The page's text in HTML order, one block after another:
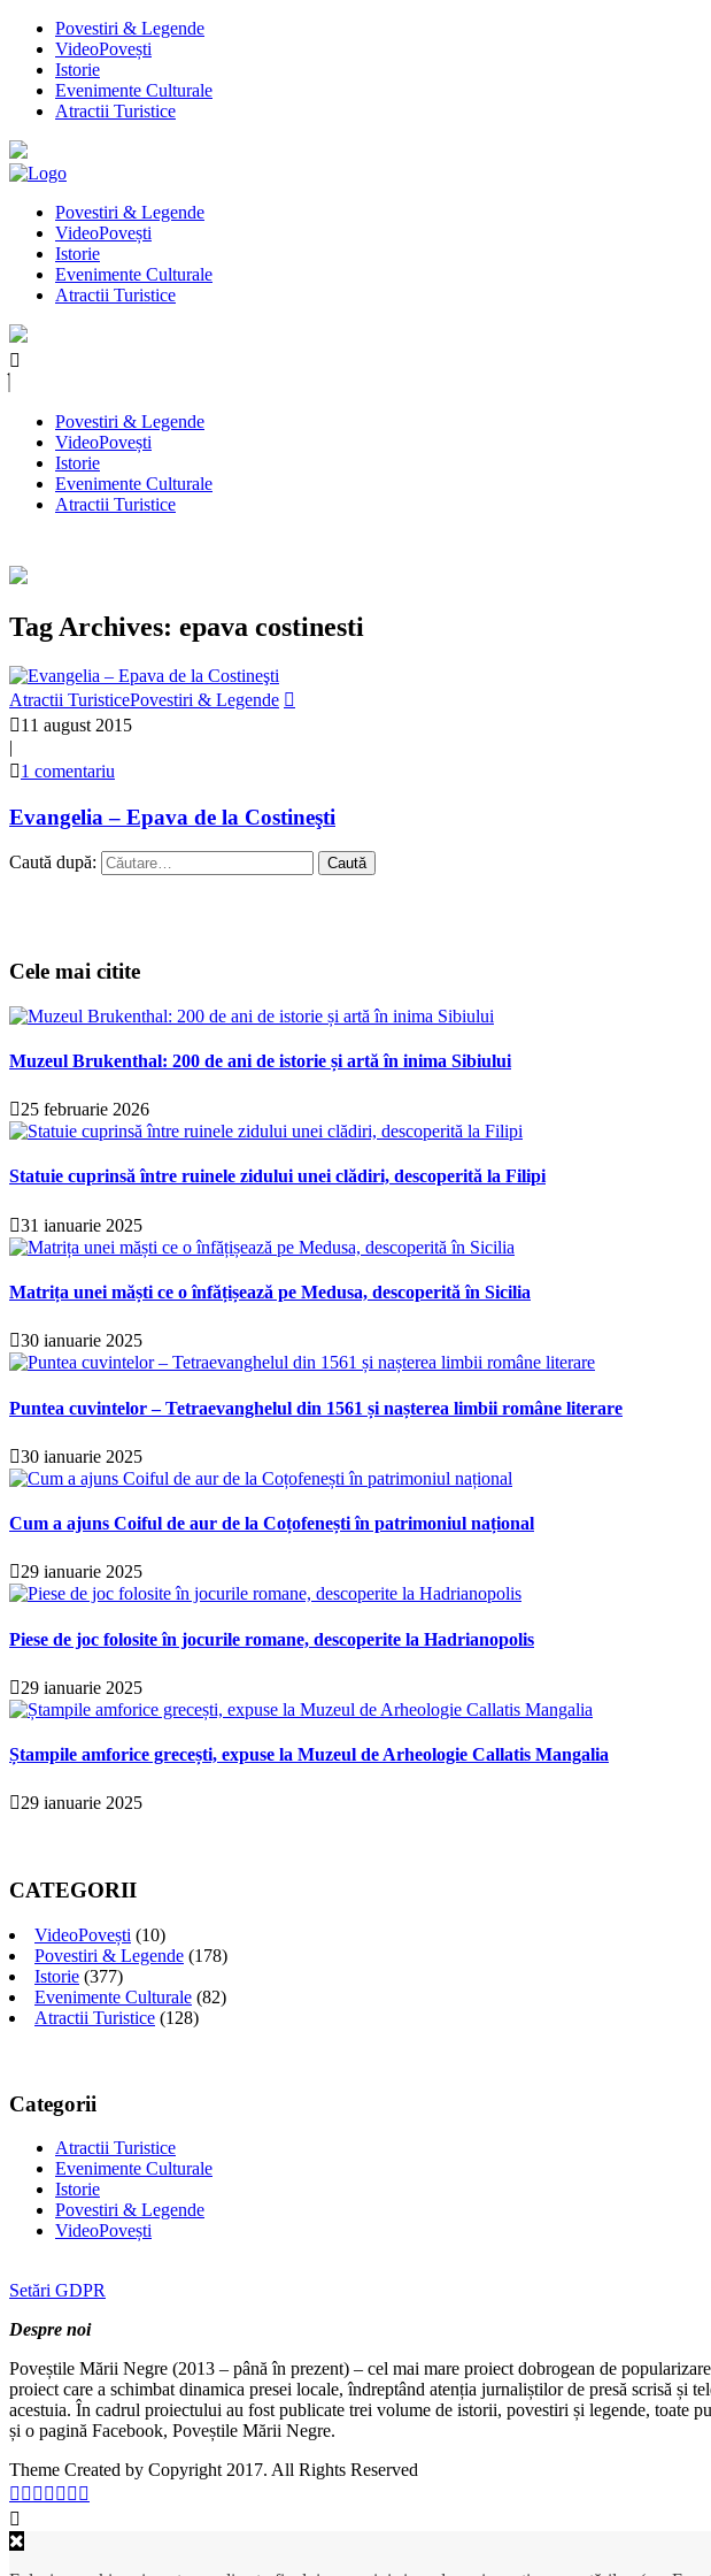
Povestiri & Legende
VideoPovești
Istorie
Evenimente Culturale
Atractii Turistice
Povestiri & Legende
VideoPovești
Istorie
Evenimente Culturale
Atractii Turistice
Povestiri & Legende
VideoPovești
Istorie
Evenimente Culturale
Atractii Turistice
Tag Archives: epava costinesti
Atractii TuristicePovestiri & Legende
11 august 2015
|
1 comentariu
Evangelia – Epava de la Costineşti
Caută după:
Cele mai citite
Muzeul Brukenthal: 200 de ani de istorie și artă în inima Sibiului
25 februarie 2026
Statuie cuprinsă între ruinele zidului unei clădiri, descoperită la Filipi
31 ianuarie 2025
Matrița unei măști ce o înfățișează pe Medusa, descoperită în Sicilia
30 ianuarie 2025
Puntea cuvintelor – Tetraevanghelul din 1561 și nașterea limbii române literare
30 ianuarie 2025
Cum a ajuns Coiful de aur de la Coțofenești în patrimoniul național
29 ianuarie 2025
Piese de joc folosite în jocurile romane, descoperite la Hadrianopolis
29 ianuarie 2025
Ștampile amforice grecești, expuse la Muzeul de Arheologie Callatis Mangalia
29 ianuarie 2025
CATEGORII
VideoPovești (10)
Povestiri & Legende (178)
Istorie (377)
Evenimente Culturale (82)
Atractii Turistice (128)
Categorii
Atractii Turistice
Evenimente Culturale
Istorie
Povestiri & Legende
VideoPovești
Setări GDPR
Despre noi
Poveștile Mării Negre (2013 – până în prezent) – cel mai mare proiect dobrogean de
proiect care a schimbat dinamica presei locale, îndreptând atenția jurnaliștilor de presă scrisă
acestuia. În cadrul proiectului au fost publicate trei volume de istorii, povestiri și legende,
și o pagină Facebook, Poveștile Mării Negre.
Theme Created by Copyright 2017. All Rights Reserved